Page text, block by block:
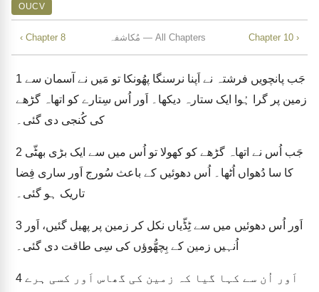
OUCV
‹ Chapter 8 مُکاشفہ — All Chapters Chapter 10 ›
1
زمین پر گرا ہُوا ایک ستارہ دیکھا۔ اَور اُس سِتارے کو اتھاہ گڑھے
کی کُنجی دی گئی۔
2
کا سا دُھواں اُٹھا۔ اُس دھوئیں کے باعث سُورج اَور ساری فِضا
تاریک ہو گئی۔
3
اُنہیں زمین کے بِچھُّوؤں کی سِی طاقت دی گئی۔
4